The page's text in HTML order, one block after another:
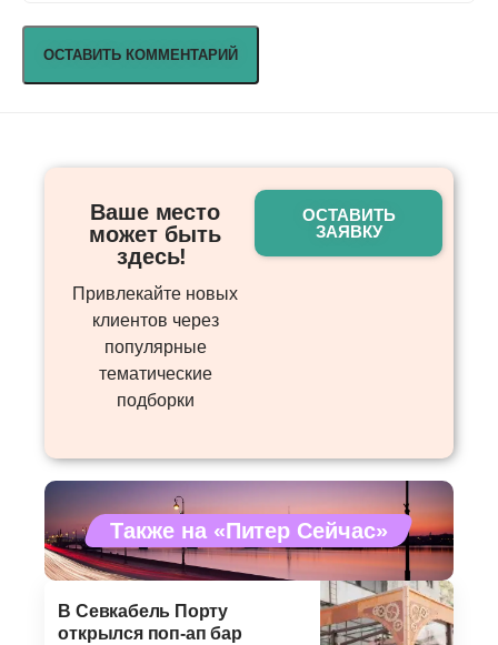
Ваше место
может быть
здесь! ​
Привлекайте новых
клиентов через
популярные
тематические
подборки
ОСТАВИТЬ
ЗАЯВКУ
Также на «Питер Сейчас»
В Севкабель Порту
открылся поп-ап бар